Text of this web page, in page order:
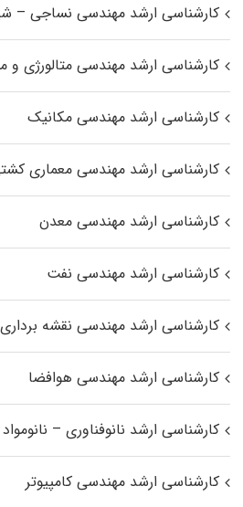
کارشناسی ارشد مهندسی نساجی –
کارشناسی ارشد مهندسی متالورژی و
کارشناسی ارشد مهندسی مکانیک
کارشناسی ارشد مهندسی معماری
کارشناسی ارشد مهندسی معدن
کارشناسی ارشد مهندسی نفت
کارشناسی ارشد مهندسی نقشه برداری
کارشناسی ارشد مهندسی هوافضا
کارشناسی ارشد نانوفناوری – نانومواد
کارشناسی ارشد مهندسی کامپیوتر